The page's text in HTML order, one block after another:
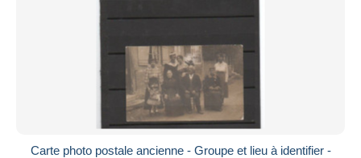
Carte photo postale ancienne - Groupe et lieu à identifier -